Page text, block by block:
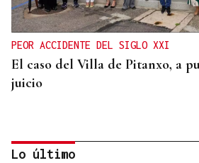
PEOR ACCIDENTE DEL SIGLO XXI
El caso del Villa de Pitanxo, a
juicio
Lo último